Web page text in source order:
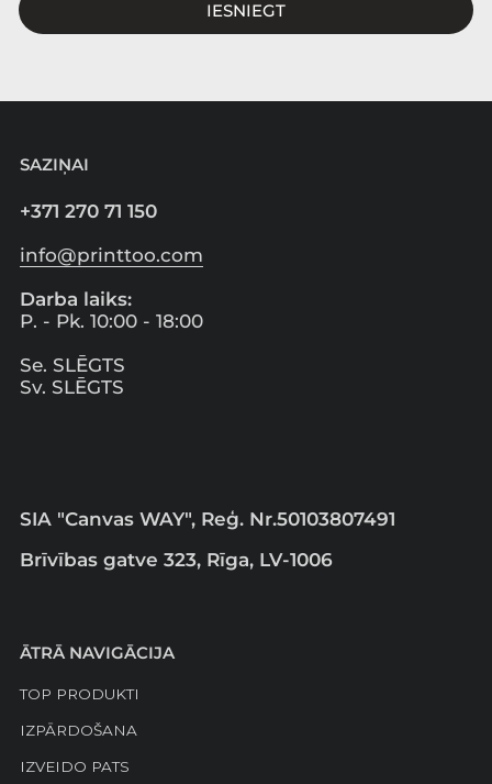
IESNIEGT
SAZIŅAI
+371 270 71 150
info@printtoo.com
Darba laiks:
P. - Pk. 10:00 - 18:00
Se. SLĒGTS
Sv. SLĒGTS
SIA "Canvas WAY", Reģ. Nr.50103807491
Brīvības gatve 323, Rīga, LV-1006
ĀTRĀ NAVIGĀCIJA
TOP PRODUKTI
IZPĀRDOŠANA
IZVEIDO PATS